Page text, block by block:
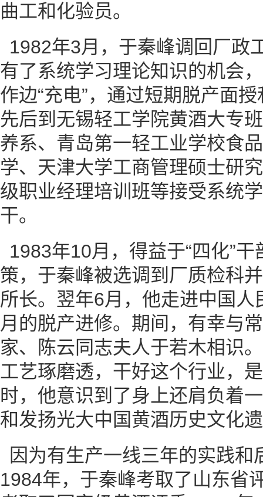
曲工和化验员。
1982年3月，于秦峰调回厂政
有了系统学习理论知识的机会
作边“充电”，通过短期脱产面
先后到无锡轻工学院黄酒大专
养系、青岛第一轻工业学校食
学、天津大学工商管理硕士研
级职业经理培训班等接受系统
干。
1983年10月，得益于“四化”
策，于秦峰被选调到厂质检科
所长。翌年6月，他走进中国
月的脱产进修。期间，有幸与
家、陈云同志夫人于若木相识
工艺琢磨透，干好这个行业，
时，他意识到了身上还肩负着
和发扬光大中国黄酒历史文化
因为有生产一线三年的实践
1984年，于秦峰考取了山东省